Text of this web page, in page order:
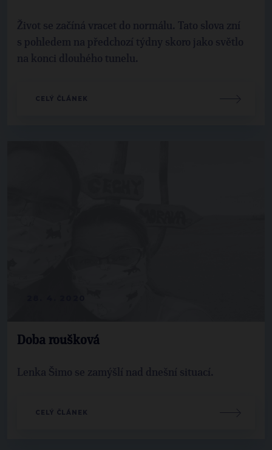
Život se začíná vracet do normálu. Tato slova zní
s pohledem na předchozí týdny skoro jako světlo
na konci dlouhého tunelu.
CELÝ ČLÁNEK
Doba roušková
Lenka Šimo se zamýšlí nad dnešní situací.
CELÝ ČLÁNEK